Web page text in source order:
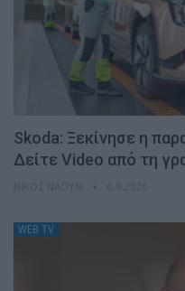
Skoda: Ξεκίνησε η
Δείτε Video από τη
WEB TV